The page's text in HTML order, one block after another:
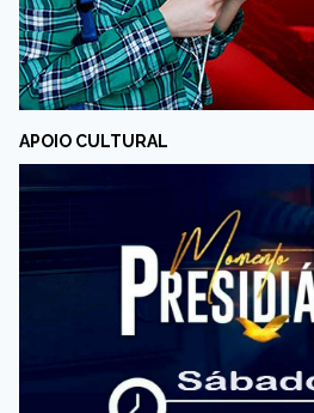
APOIO CULTURAL